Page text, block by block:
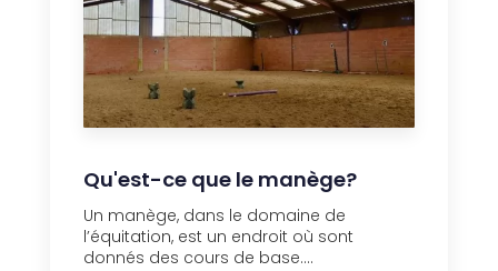
Qu'est-ce que le manège?
Un manège, dans le domaine de
l’équitation, est un endroit où sont
donnés des cours de base....